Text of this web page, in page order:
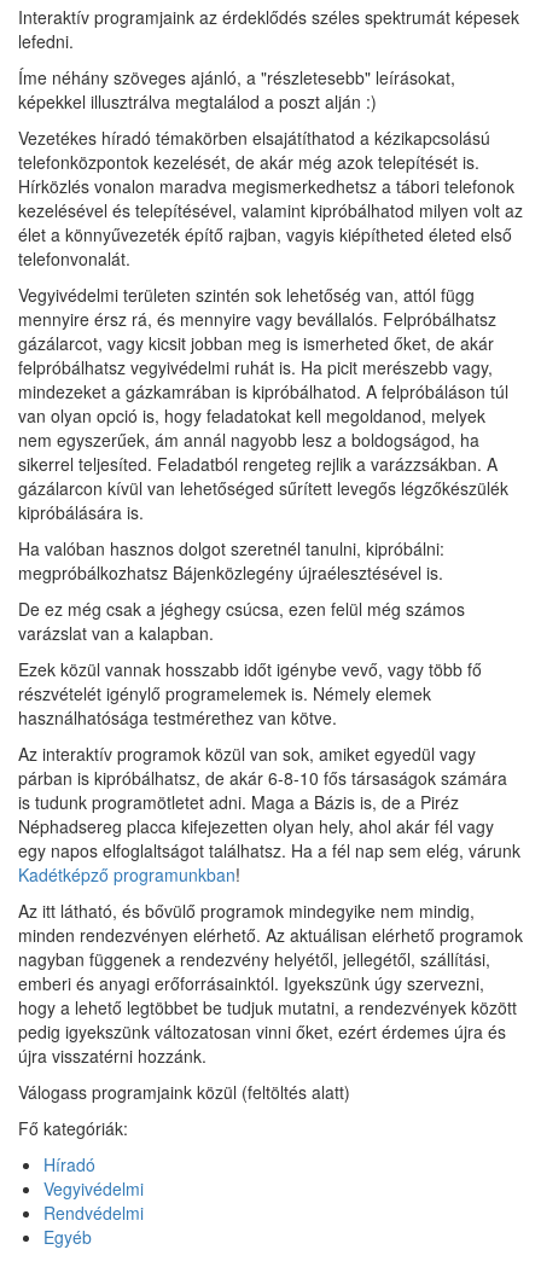
Interaktív programjaink az érdeklődés széles spektrumát képesek
lefedni.
Íme néhány szöveges ajánló, a "részletesebb" leírásokat,
képekkel illusztrálva megtalálod a poszt alján :)
Vezetékes híradó témakörben elsajátíthatod a kézikapcsolású
telefonközpontok kezelését, de akár még azok telepítését is.
Hírközlés vonalon maradva megismerkedhetsz a tábori telefonok
kezelésével és telepítésével, valamint kipróbálhatod milyen volt az
élet a könnyűvezeték építő rajban, vagyis kiépítheted életed első
telefonvonalát.
Vegyivédelmi területen szintén sok lehetőség van, attól függ
mennyire érsz rá, és mennyire vagy bevállalós. Felpróbálhatsz
gázálarcot, vagy kicsit jobban meg is ismerheted őket, de akár
felpróbálhatsz vegyivédelmi ruhát is. Ha picit merészebb vagy,
mindezeket a gázkamrában is kipróbálhatod. A felpróbáláson túl
van olyan opció is, hogy feladatokat kell megoldanod, melyek
nem egyszerűek, ám annál nagyobb lesz a boldogságod, ha
sikerrel teljesíted. Feladatból rengeteg rejlik a varázzsákban. A
gázálarcon kívül van lehetőséged sűrített levegős légzőkészülék
kipróbálására is.
Ha valóban hasznos dolgot szeretnél tanulni, kipróbálni:
megpróbálkozhatsz Bájenközlegény újraélesztésével is.
De ez még csak a jéghegy csúcsa, ezen felül még számos
varázslat van a kalapban.
Ezek közül vannak hosszabb időt igénybe vevő, vagy több fő
részvételét igénylő programelemek is. Némely elemek
használhatósága testmérethez van kötve.
Az interaktív programok közül van sok, amiket egyedül vagy
párban is kipróbálhatsz, de akár 6-8-10 fős társaságok számára
is tudunk programötletet adni. Maga a Bázis is, de a Piréz
Néphadsereg placca kifejezetten olyan hely, ahol akár fél vagy
egy napos elfoglaltságot találhatsz. Ha a fél nap sem elég, várunk
Kadétképző programunkban!
Az itt látható, és bővülő programok mindegyike nem mindig,
minden rendezvényen elérhető. Az aktuálisan elérhető programok
nagyban függenek a rendezvény helyétől, jellegétől, szállítási,
emberi és anyagi erőforrásainktól. Igyekszünk úgy szervezni,
hogy a lehető legtöbbet be tudjuk mutatni, a rendezvények között
pedig igyekszünk változatosan vinni őket, ezért érdemes újra és
újra visszatérni hozzánk.
Válogass programjaink közül (feltöltés alatt)
Fő kategóriák:
Híradó
Vegyivédelmi
Rendvédelmi
Egyéb